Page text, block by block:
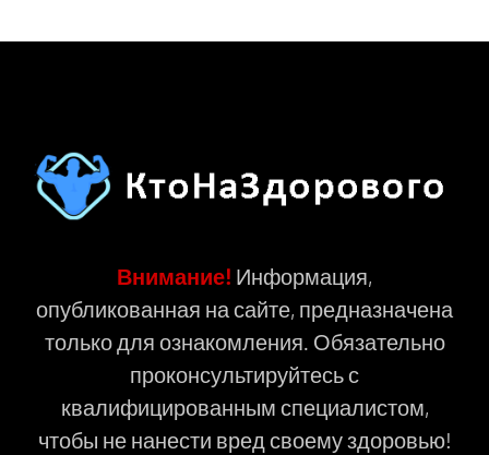
Внимание! Информация,
опубликованная на сайте, предназначена
только для ознакомления. Обязательно
проконсультируйтесь с
квалифицированным специалистом,
чтобы не нанести вред своему здоровью!